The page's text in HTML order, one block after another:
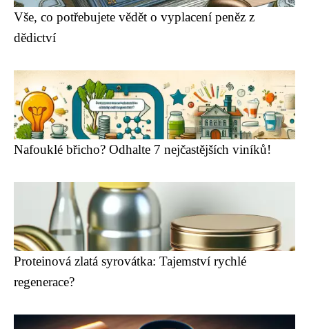
Vše, co potřebujete vědět o vyplacení peněz z
dědictví
Nafouklé břicho? Odhalte 7 nejčastějších viníků!
Proteinová zlatá syrovátka: Tajemství rychlé
regenerace?